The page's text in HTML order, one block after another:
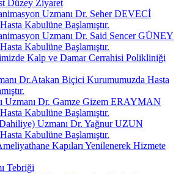
Düzey Ziyaret
Uzmanı Dr. Seher DEVECİ
Kabulüne Başlamıştır.
Uzmanı Dr. Said Sencer GÜNEY
Kabulüne Başlamıştır.
Kalp ve Damar Cerrahisi Polikliniği
Dr.Atakan Biçici Kurumumuzda Hasta
Uzmanı Dr. Gamze Gizem ERAYMAN
Kabulüne Başlamıştır.
Uzmanı Dr. Yağnur UZUN
Kabulüne Başlamıştır.
Kapıları Yenilenerek Hizmete
Tebriği